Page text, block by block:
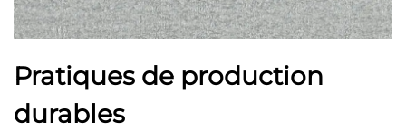
Pratiques de production
durables